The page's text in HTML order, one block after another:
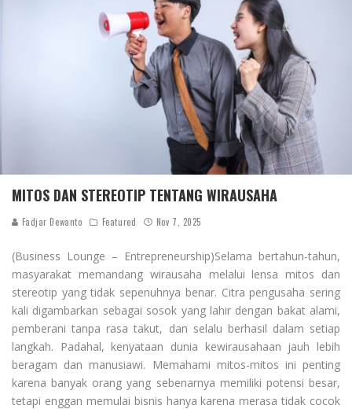
MITOS DAN STEREOTIP TENTANG WIRAUSAHA
Fadjar Dewanto Featured Nov 7, 2025
(Business Lounge – Entrepreneurship)Selama bertahun-tahun,
masyarakat memandang wirausaha melalui lensa mitos dan
stereotip yang tidak sepenuhnya benar. Citra pengusaha sering
kali digambarkan sebagai sosok yang lahir dengan bakat alami,
pemberani tanpa rasa takut, dan selalu berhasil dalam setiap
langkah. Padahal, kenyataan dunia kewirausahaan jauh lebih
beragam dan manusiawi. Memahami mitos-mitos ini penting
karena banyak orang yang sebenarnya memiliki potensi besar,
tetapi enggan memulai bisnis hanya karena merasa tidak cocok